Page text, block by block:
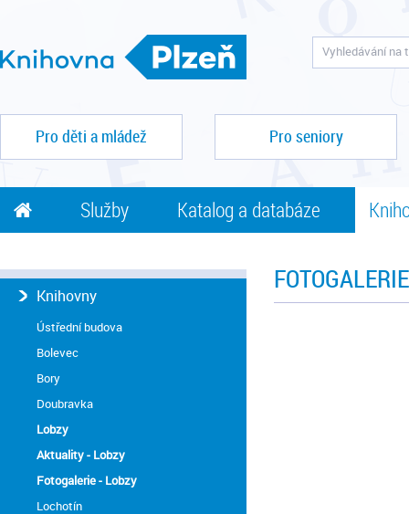
Pro děti a mládež Pro seniory
Služby Katalog a databáze
Knihovny
Ústřední budova
Bolevec
Bory
Doubravka
Lobzy
Aktuality - Lobzy
Fotogalerie - Lobzy
Lochotín